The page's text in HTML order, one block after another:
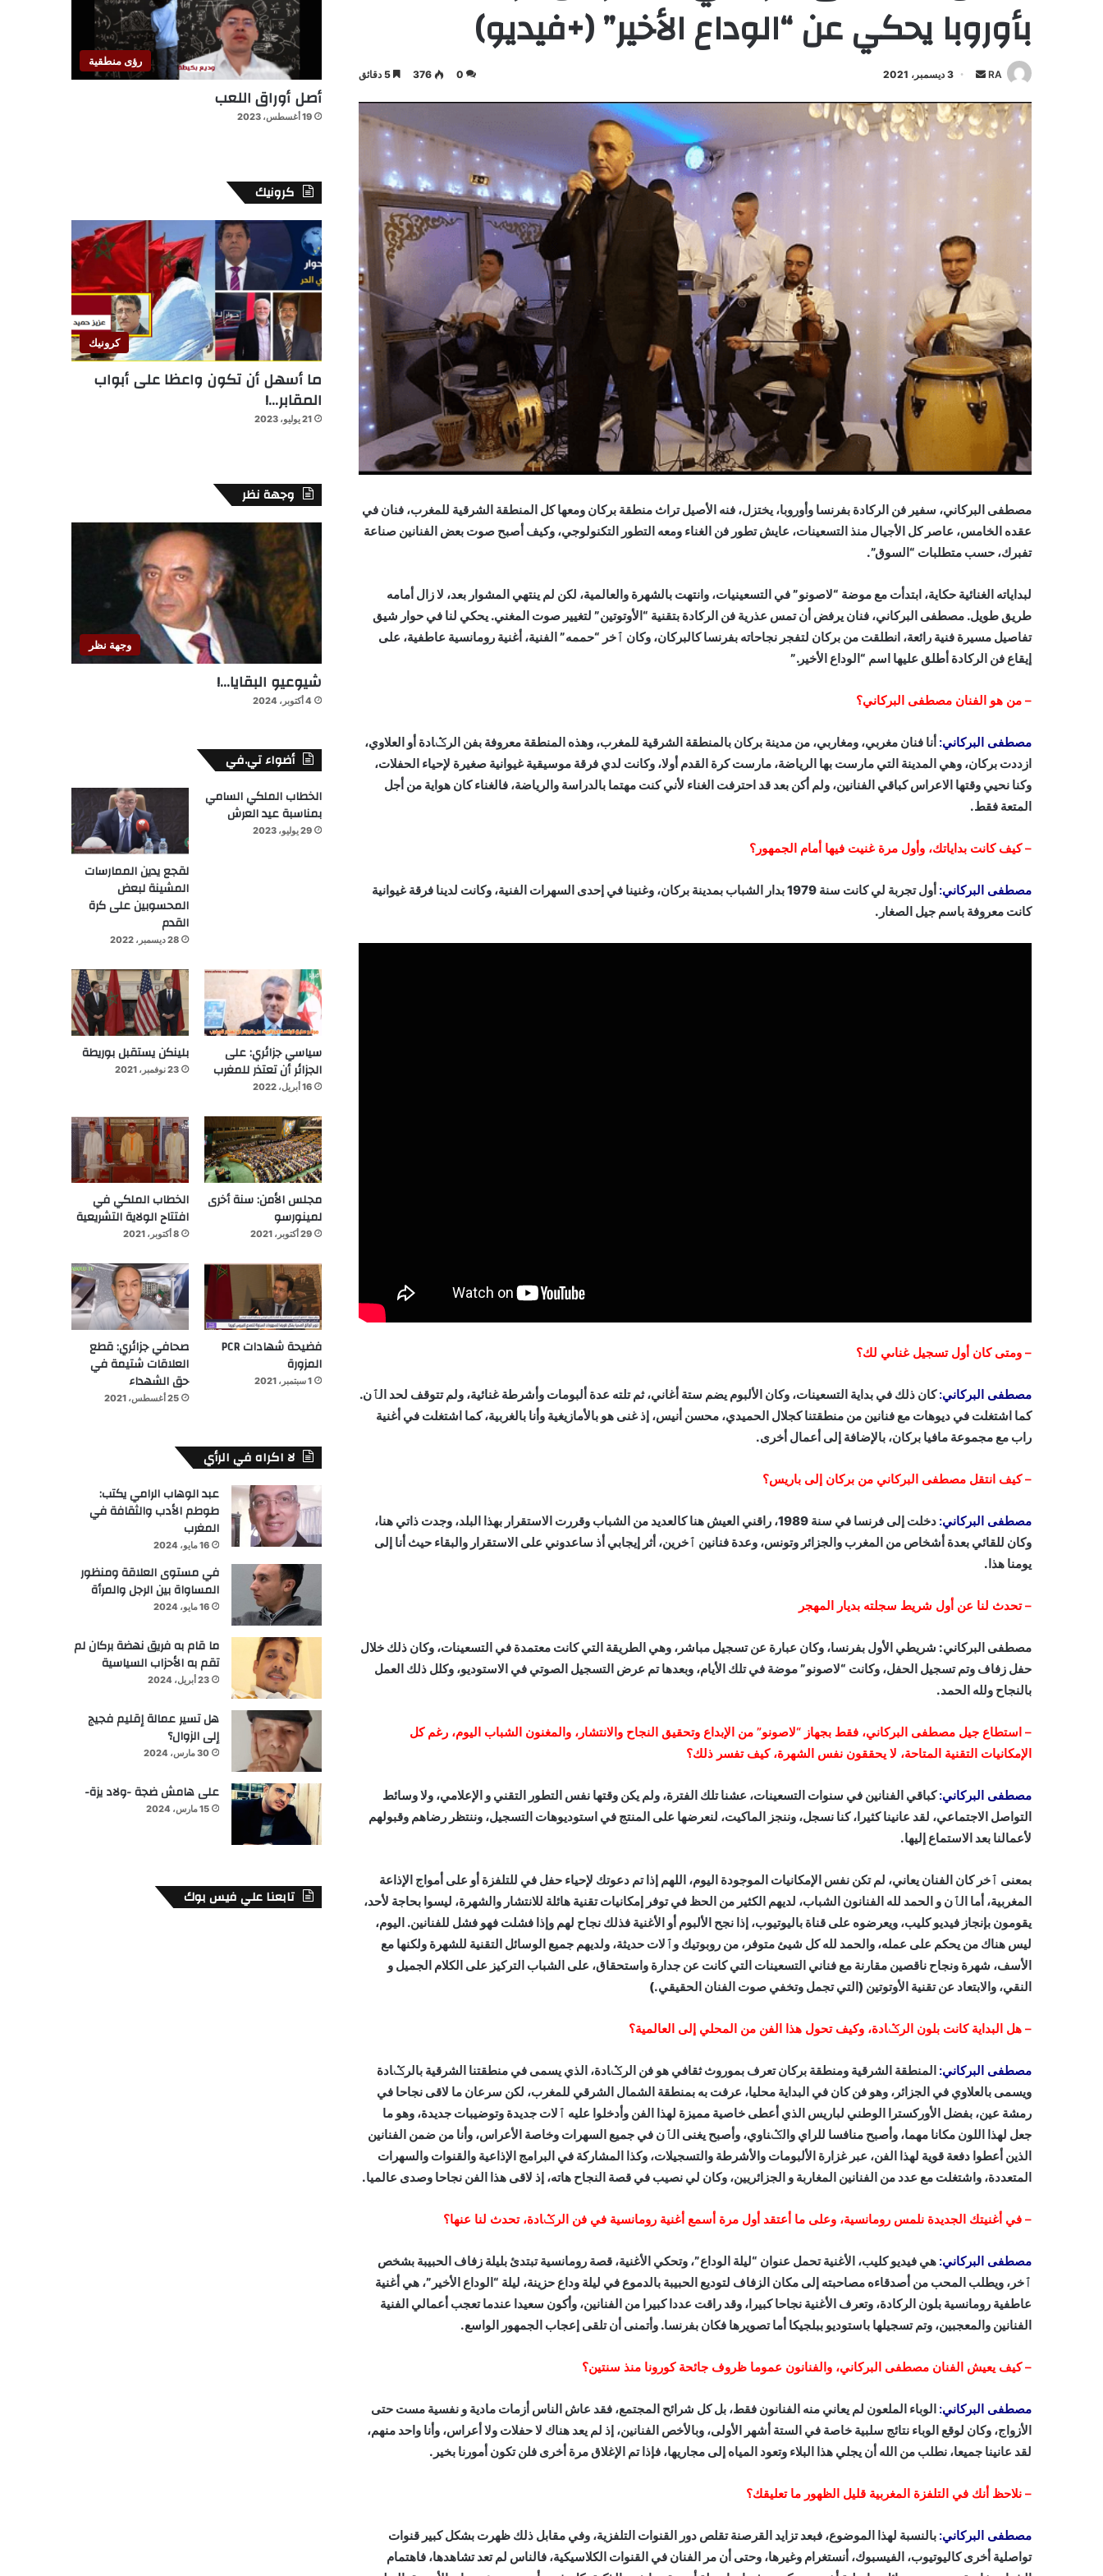
بأوروبا يحكي عن “الوداع الأخير” (+فيديو)
RA
أرسل
إلكترونيا
3 ديسمبر، 2021 0
376
مصطفى البركاني، سفير فن الركادة بفرنسا وأوروبا، يختزل، فنه الأصيل تراث منطقة بركان ومعها كل المنطقة الشرقية للمغرب، فنان في
عقده الخامس، عاصر كل الأجيال منذ التسعينات، عايش تطور فن الغناء ومعه التطور التكنولوجي، وكيف أصبح صوت بعض الفنانين صناعة
تفبرك، حسب متطلبات “السوق”.
لبداياته الغنائية حكاية، ابتدأت مع موضة “لاصونو” في التسعينيات، وانتهت بالشهرة والعالمية، لكن لم ينتهي المشوار بعد، لا زال أمامه
طريق طويل. مصطفى البركاني، فنان يرفض أن تمس عذرية فن الركادة بتقنية “الأوتوتين” لتغيير صوت المغني. يحكي لنا في حوار شيق
تفاصيل مسيرة فنية رائعة، انطلقت من بركان لتفجر نجاحاته بفرنسا كالبركان، وكان ٱخر “حممه” الفنية، أغنية رومانسية عاطفية، على
إيقاع فن الركادة أطلق عليها اسم “الوداع الأخير.”
– من هو الفنان مصطفى البركاني؟
مصطفى البركاني: أنا فنان مغربي، ومغاربي، من مدينة بركان بالمنطقة الشرقية للمغرب، وهذه المنطقة معروفة بفن الرݣادة أو العلاوي،
ازددت بركان، وهي المدينة التي مارست بها الرياضة، مارست كرة القدم أولا، وكانت لدي فرقة موسيقية غيوانية صغيرة لإحياء الحفلات،
وكنا نحيي وقتها الاعراس كباقي الفنانين، ولم أكن بعد قد احترفت الغناء لأني كنت مهتما بالدراسة والرياضة، فالغناء كان هواية من أجل
المتعة فقط.
–كيف كانت بداياتك، وأول مرة غنيت فيها أمام الجمهور؟
مصطفى البركاني:
أول تجربة لي كانت سنة 1979 بدار الشباب بمدينة بركان، وغنينا في إحدى السهرات الفنية، وكانت لدينا فرقة غيوانية
كانت معروفة باسم جيل الصغار.
– ومتى كان أول تسجيل غناىي لك؟
مصطفى البركاني:كان ذلك في بداية التسعينات، وكان الألبوم يضم ستة أغاني، ثم تلته عدة ألبومات وأشرطة غنائية، ولم تتوقف لحد الٱن.
كما اشتغلت في ديوهات مع فنانين من منطقتنا كجلال الحميدي، محسن أنيس، إذ غنى هو بالأمازيغية وأنا بالغربية، كما اشتغلت في أغنية
راب مع مجموعة مافيا بركان، بالإضافة إلى أعمال أخرى.
–كيف انتقل مصطفى البركاني من بركان إلى باريس؟
مصطفى البركاني:
دخلت إلى فرنسا في سنة 1989، راقني العيش هنا كالعديد من الشباب وقررت الاستقرار بهذا البلد، وجدت ذاتي هنا،
وكان للقائي بعدة أشخاص من المغرب والجزائر وتونس، وعدة فنانين ٱخرين، أثر إيجابي أذ ساعدوني على الاستقرار والبقاء حيث أنا إلى
يومنا هذا.
–تحدث لنا عن أول شريط سجلته بديار المهجر
مصطفى البركاني: شريطي الأول بفرنسا، وكان عبارة عن تسجيل مباشر، وهي الطريقة التي كانت معتمدة في التسعينات، وكان ذلك خلال
حفل زفاف وتم تسجيل الحفل، وكانت “لاصونو” موضة في تلك الأيام، وبعدها تم عرض التسجيل الصوتي في الاستوديو، وكلل ذلك العمل
بالنجاح ولله الحمد.
– استطاع جيل مصطفى البركاني، فقط بجهاز “لاصونو” من الإبداع وتحقيق النجاح والانتشار، والمغنون الشباب اليوم، رغم كل
الإمكانيات التقنية المتاحة، لا يحققون نفس الشهرة، كيف تفسر ذلك؟
مصطفى البركاني:كباقي الفنانين في سنوات التسعينات، عشنا تلك الفترة، ولم يكن وقتها نفس التطور التقني و الإعلامي، ولا وسائط
التواصل الاجتماعي، لقد عانينا كثيرا، كنا نسجل، وننجز الماكيت، لنعرضها على المنتج في استوديوهات التسجيل، وننتظر رضاهم وقبولهم
لأعمالنا بعد الاستماع إليها.
بمعنى ٱخر كان الفنان يعاني، لم تكن نفس الإمكانيات الموجودة اليوم، اللهم إذا تم دعوتك لإحياء حفل في للتلفزة أو على أمواج الإذاعة
المغربية، أما الٱن و الحمد لله الفنانون الشباب، لديهم الكثير من الحظ في توفر إمكانيات تقنية هائلة للانتشار والشهرة، ليسوا بحاجة لأحد،
يقومون بإنجاز فيديو كليب، ويعرضوه على قناة باليوتيوب، إذا نجح الألبوم أو الأغنية فذلك نجاح لهم وإذا فشلت فهو فشل للفنانين. اليوم،
ليس هناك من يحكم على عمله، والحمد لله كل شيئ متوفر، من روبوتيك وٱلات حديثة، ولديهم جميع الوسائل التقنية للشهرة ولكنها مع
الأسف، شهرة ونجاح ناقصين مقارنة مع فناني التسعينات التي كانت عن جدارة واستحقاق، على الشباب التركيز على الكلام الجميل و
النقي، والابتعاد عن تقنية الأوتوتين (التي تجمل وتخفي صوت الفنان الحقيقي.)
– هل البداية كانت بلون الرݣادة، وكيف تحول هذا الفن من المحلي إلى العالمية؟
مصطفى البركاني: المنطقة الشرقية ومنطقة بركان تعرف بموروث ثقافي هو فن الرݣادة، الذي يسمى في منطقتنا الشرقية بالرݣادة
ويسمى بالعلاوي في الجزائر، وهو فن كان في البداية محليا، عرفت به بمنطقة الشمال الشرقي للمغرب، لكن سرعان ما لاقى نجاحا في
رمشة عين، بفضل الأوركسترا الوطني لباريس الذي أعطى خاصية مميزة لهذا الفن وأدخلوا عليه ٱلات جديدة وتوضيبات جديدة، وهو ما
جعل لهذا اللون مكانا مهما، وأصبح منافسا للراي والݣناوي، وأصبح يغنى الٱن في جميع السهرات وخاصة الأعراس، وأنا من ضمن الفنانين
الذين أعطوا دفعة قوية لهذا الفن، عبر غزارة الألبومات والأشرطة والتسجيلات، وكذا المشاركة في البرامج الإذاعية والقنوات والسهرات
المتعددة، واشتغلت مع عدد من الفنانين المغاربة و الجزائريين، وكان لي نصيب في قصة النجاح هاته، إذ لاقى هذا الفن نجاحا وصدى عالميا.
– في أغنيتك الجديدة نلمس رومانسية، وعلى ما أعتقد أول مرة أسمع أغنية رومانسية في فن الرݣادة، تحدث لنا عنها؟
مصطفى البركاني: هي فيديو كليب، الأغنية تحمل عنوان “ليلة الوداع”، وتحكي الأغنية، قصة رومانسية تبتدئ بليلة زفاف الحبيبة بشخص
ٱخر، ويطلب المحب من أصدقاءه مصاحبته إلى مكان الزفاف لتوديع الحبيبة بالدموع في ليلة وداع حزينة، ليلة “الوداع الأخير”، هي أغنية
عاطفية رومانسية بلون الركادة، وتعرف الأغنية نجاحا كبيرا، وقد راقت عددا كبيرا من الفنانين، وأكون سعيدا عندما تعجب أعمالي الفنية
الفنانين والمعجبين، وتم تسجيلها باستوديو ببلجيكا أما تصويرها فكان بفرنسا. وأتمنى أن تلقى إعجاب الجمهور الواسع.
–كيف يعيش الفنان مصطفى البركاني، والفنانون عموما ظروف جائحة كورونا منذ سنتين؟
مصطفى البركاني: الوباء الملعون لم يعاني منه الفنانون فقط، بل كل شرائح المجتمع، فقد عاش الناس أزمات مادية و نفسية مست حتى
الأزواج، وكان لوقع الوباء نتائج سلبية خاصة في الستة أشهر الأولى، وبالأخص الفنانين، إذ لم يعد هناك لا حفلات ولا أعراس، وأنا واحد منهم،
لقد عانينا جميعا، نطلب من الله أن يجلي هذا البلاء وتعود المياه إلى مجاريها، فإذا تم الإغلاق مرة أخرى فلن تكون أمورنا بخير.
– نلاحظ أنك في التلفزة المغربية قليل الظهور ما تعليقك؟
مصطفى البركاني: بالنسبة لهذا الموضوع، فبعد تزايد القرصنة تقلص دور القنوات التلفزية، وفي مقابل ذلك ظهرت بشكل كبير قنوات
تواصلية أخرى كاليوتيوب، الفيسبوك، أنستغرام وغيرها، وحتى أن مر الفنان في القنوات الكلاسيكية، فالناس لم تعد تشاهدها، فاهتمام
رؤى منطقية
أصل أوراق اللعب
19 أغسطس، 2023
كرونيك
كرونيك
ما أسهل أن تكون واعظا على أبواب
المقابر…!
21 يوليو، 2023
وجهة نظر
وجهة نظر
شيوعيو البقايا…!
4 أكتوبر، 2024
أضواء تي.في
الخطاب الملكي السامي
بمناسبة عيد العرش
29 يوليو، 2023
لقجع يدين الممارسات
المشينة لبعض
المحسوبين على كرة
القدم
28 ديسمبر، 2022
سياسي جزائري: على
الجزائر أن تعتذر للمغرب
16 أبريل، 2022
بلينكن يستقبل بوريطة
23 نوفمبر، 2021
مجلس الأمن: سنة أخرى
لمينورسو
29 أكتوبر، 2021
الخطاب الملكي في
افتتاح الولاية التشريعية
8 أكتوبر، 2021
فضيحة شهادات PCR
المزورة
1 سبتمبر، 2021
صحافي جزائري: قطع
العلاقات شتيمة في
حق الشهداء
25 أغسطس، 2021
لا اكراه في الرأي
عبد الوهاب الرامي يكتب:
طوطم الأدب والثقافة في
المغرب
16 مايو، 2024
في مستوى العلاقة ومنظور
المساواة بين الرجل والمرأة
16 مايو، 2024
ما قام به فريق نهضة بركان لم
تقم به الأحزاب السياسية
23 أبريل، 2024
هل تسير عمالة إقليم فجيج
إلى الزوال؟
30 مارس، 2024
على هامش ضجة -ولاد يزة-
15 مارس، 2024
تابعنا علي فيس بوك